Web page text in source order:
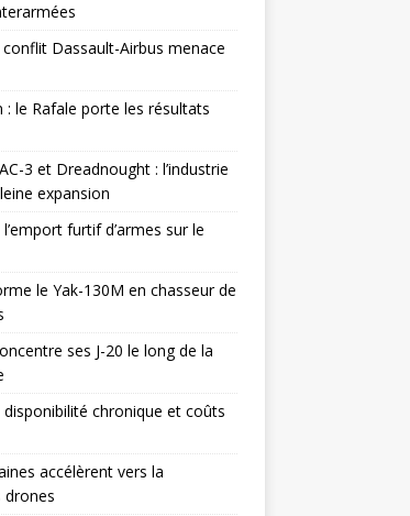
conflit Dassault-Airbus menace
: le Rafale porte les résultats
3 et Dreadnought : l’industrie
expansion
furtif d’armes sur le
le Yak-130M en chasseur de
ses J-20 le long de la
disponibilité chronique et coûts
accélèrent vers la
drones